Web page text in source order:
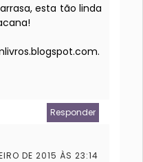
esta tão linda
Responder
DE 2015 ÀS 23:14